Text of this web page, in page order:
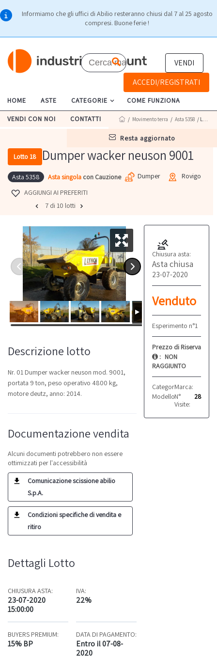
Informiamo che gli uffici di Abilio resteranno chiusi dal 7 al 25 agosto
compresi. Buone ferie !
VENDI
ACCEDI/REGISTRATI
HOME ASTE CATEGORIE COME FUNZIONA
VENDI CON NOI CONTATTI
resta aggiornato
/ Movimento terra / Asta 5358 / Lotto 18
Lotto 18 Dumper wacker neuson 9001
Asta 5358 Asta singola con Cauzione Dumper
Rovigo
AGGIUNGI AI PREFERITI
7 di 10 lotti
Chiusura asta:
Asta chiusa
23-07-2020
Venduto
Esperimento n°1
Prezzo di Riserva
: NON
RAGGIUNTO
Categoria: Dumper
Marca:
Modello: 9001
N°
Visite:
28
Descrizione lotto
Nr. 01 Dumper wacker neuson mod. 9001,
portata 9 ton, peso operativo 4800 kg,
motore deutz, anno: 2014.
Documentazione vendita
Alcuni documenti potrebbero non essere
ottimizzati per l'accessibilità
Comunicazione scissione abilio
S.p.A.
Condizioni specifiche di vendita e
ritiro
Dettagli Lotto
CHIUSURA ASTA:
23-07-2020
15:00:00
IVA:
22%
BUYERS PREMIUM:
15% BP
DATA DI PAGAMENTO:
Entro il 07-08-
2020